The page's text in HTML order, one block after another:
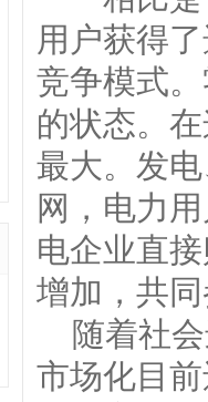
用户获得
竞争模式
的状态。
最大。发
网，电力
电企业直
增加，共
随着社
市场化目